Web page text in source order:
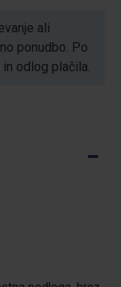
ali
ponudbo. Po
odlog plačila.